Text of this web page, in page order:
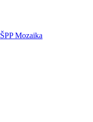
ŠPP Mozaika